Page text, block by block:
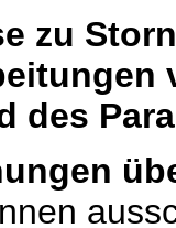
zu
des